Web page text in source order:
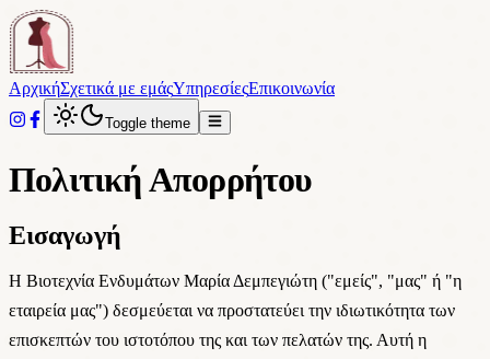
ΑρχικήΣχετικά με εμάςΥπηρεσίεςΕπικοινωνία
Toggle theme
Πολιτική Απορρήτου
Εισαγωγή
Η Βιοτεχνία Ενδυμάτων Μαρία Δεμπεγιώτη ("εμείς", "μας" ή "η
εταιρεία μας") δεσμεύεται να προστατεύει την ιδιωτικότητα των
επισκεπτών του ιστοτόπου της και των πελατών της. Αυτή η